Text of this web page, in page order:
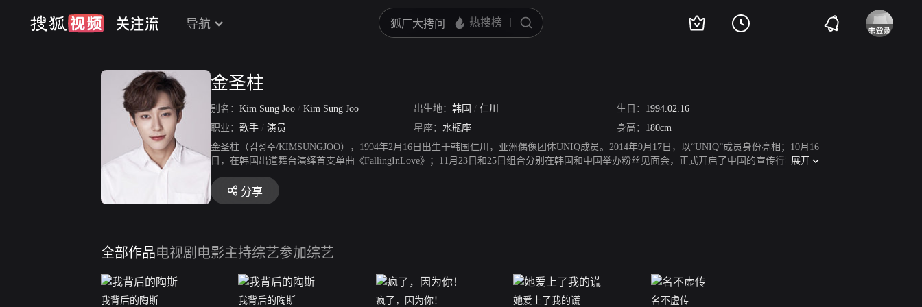
导航
金圣柱
别名： Kim Sung Joo / Kim Sung Joo 出生地： 韩国 / 仁川 生日： 1994.02.16
职业： 歌手 / 演员 星座： 水瓶座 身高： 180cm
金圣柱（김성주/KIMSUNGJOO），1994年2月16日出生于韩国仁川，亚洲偶像团体UNIQ成员。2014年9月17日，以“UNIQ”成员身份亮相；10月16
日，在韩国出道舞台演绎首支单曲《FallingInLove》；11月23日和25日组合分别在韩国和中国举办粉丝见面会，正式开启了中国的宣传行程；12
月6日，组合获“尖叫2015爱奇艺之夜”颁奖礼“2015最具期待组合奖”；12月31日，参加东方卫视跨年盛典。2015年4月23日，组合参加“酷音乐亚洲
盛典”获得“年度内地最佳新人”奖项；4月24日，UNIQ首张迷你专辑《EOEO优+》中韩双版公开；7月，作为固定嘉宾参与录制中国综艺节目《咱
们穿越吧》；7月19日、20日分别于日本大阪、东京举办Showcase；9月25日，出道一周年造型公开，亚巡见面会启动；12月5日，获得“尖叫2016
目《花样男团》首播；6月19日，再度作为固定嘉宾回归《咱们穿越吧第二季》。
展开
分享
全部作品电视剧 电影主持综艺参加综艺
我背后的陶斯 我背后的陶斯 疯了，因为你！ 她爱上了我的谎 名不虚传